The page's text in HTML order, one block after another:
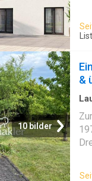
10 bilder
&